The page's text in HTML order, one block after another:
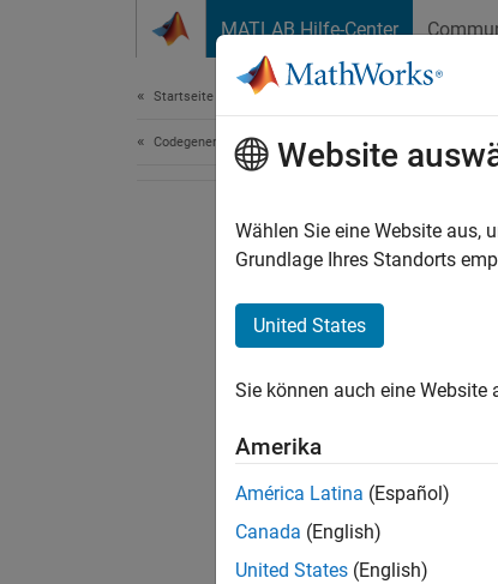
MATLAB Hilfe-Center
Startseite der Dokumentation
Codegenerierung Website
Wählen Sie eine Website aus,
Grundlage Ihres Standorts
United States
Sie können auch eine
Amerika
América Latina (Español)
Canada (English)
United States (English)